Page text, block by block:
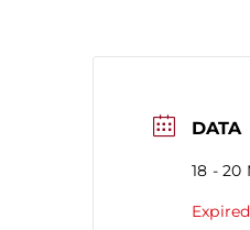
DATA
18 - 20